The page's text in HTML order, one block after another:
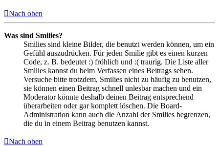
Nach oben
Was sind Smilies?
Smilies sind kleine Bilder, die benutzt werden können, um ein
Gefühl auszudrücken. Für jeden Smilie gibt es einen kurzen
Code, z. B. bedeutet :) fröhlich und :( traurig. Die Liste aller
Smilies kannst du beim Verfassen eines Beitrags sehen.
Versuche bitte trotzdem, Smilies nicht zu häufig zu benutzen,
sie können einen Beitrag schnell unlesbar machen und ein
Moderator könnte deshalb deinen Beitrag entsprechend
überarbeiten oder gar komplett löschen. Die Board-
Administration kann auch die Anzahl der Smilies begrenzen,
die du in einem Beitrag benutzen kannst.
Nach oben